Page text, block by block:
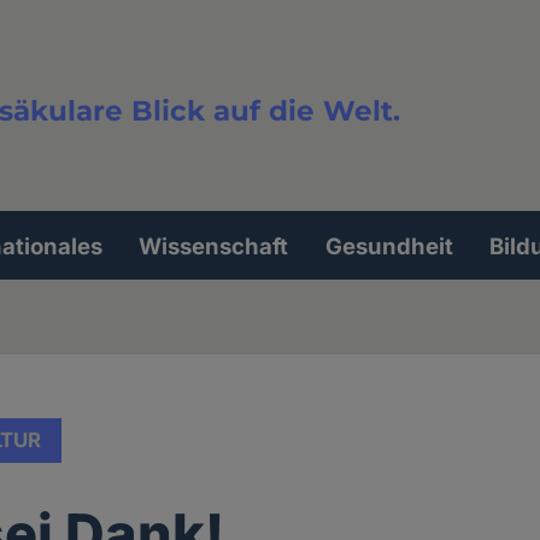
Blick auf die Welt.
Wissenschaft Gesundheit